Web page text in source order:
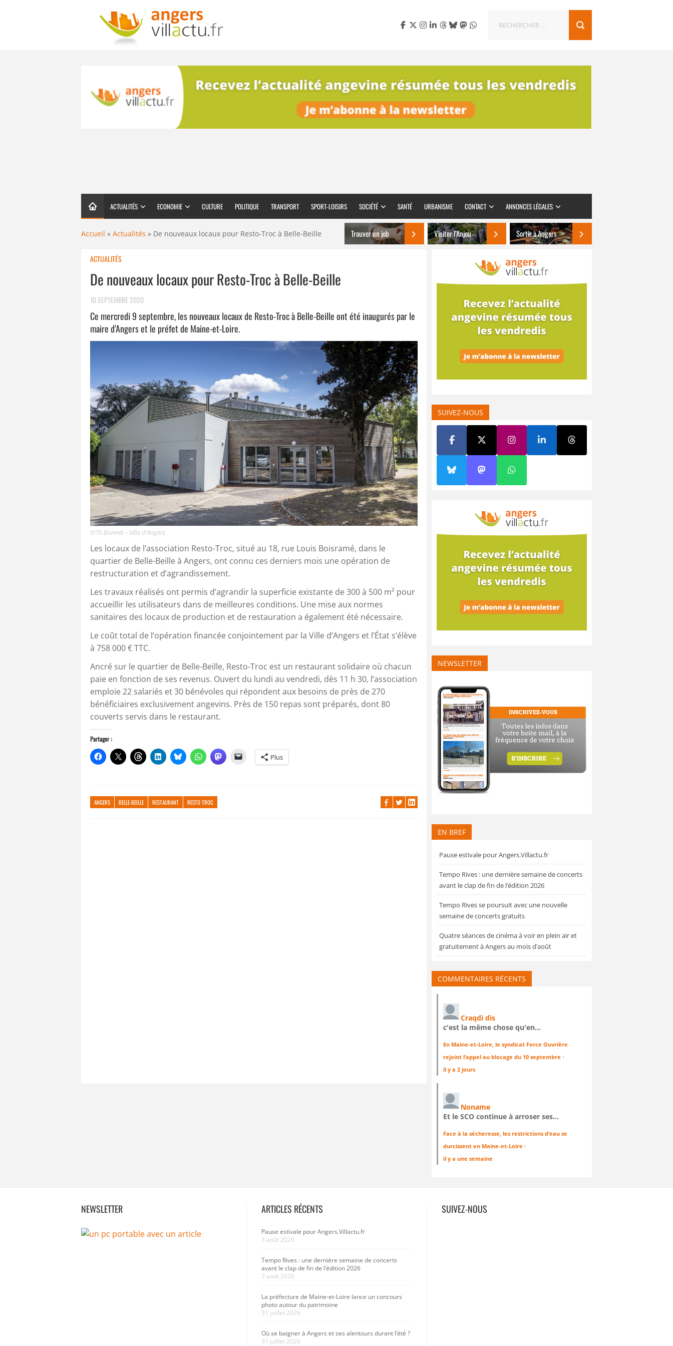
ACTUALITÉS ECONOMIE CULTURE POLITIQUE TRANSPORT SPORT-LOISIRS SOCIÉTÉ SANTÉ URBANISME CONTACT ANNONCES LÉGALES
Accueil » Actualités » De nouveaux locaux pour Resto-Troc à Belle-Beille Trouver un job Visiter l’Anjou Sortir à Angers
ACTUALITÉS
De nouveaux locaux pour Resto-Troc à Belle-Beille
10 SEPTEMBRE 2020
Ce mercredi 9 septembre, les nouveaux locaux de Resto-Troc à Belle-Beille ont été inaugurés par le
maire d’Angers et le préfet de Maine-et-Loire.
©Th.Bonnet – Ville d’Angers
Les locaux de l’association Resto-Troc, situé au 18, rue Louis Boisramé, dans le
quartier de Belle-Beille à Angers, ont connu ces derniers mois une opération de
restructuration et d’agrandissement.
Les travaux réalisés ont permis d’agrandir la superficie existante de 300 à 500 m² pour
accueillir les utilisateurs dans de meilleures conditions. Une mise aux normes
sanitaires des locaux de production et de restauration a également été nécessaire.
Le coût total de l’opération financée conjointement par la Ville d’Angers et l’État s’élève
à 758 000 € TTC.
Ancré sur le quartier de Belle-Beille, Resto-Troc est un restaurant solidaire où chacun
paie en fonction de ses revenus. Ouvert du lundi au vendredi, dès 11 h 30, l’association
emploie 22 salariés et 30 bénévoles qui répondent aux besoins de près de 270
bénéficiaires exclusivement angevins. Près de 150 repas sont préparés, dont 80
couverts servis dans le restaurant.
Partager :
Plus
ANGERS BELLE-BEILLE RESTAURANT RESTO TROC
SUIVEZ-NOUS
NEWSLETTER
EN BREF
Pause estivale pour Angers.Villactu.fr
Tempo Rives : une dernière semaine de concerts
avant le clap de fin de l’édition 2026
Tempo Rives se poursuit avec une nouvelle
semaine de concerts gratuits
Quatre séances de cinéma à voir en plein air et
gratuitement à Angers au mois d’août
COMMENTAIRES RÉCENTS
Craqdi dis
c'est la même chose qu'en…
En Maine-et-Loire, le syndicat Force Ouvrière
rejoint l’appel au blocage du 10 septembre ·
il y a 2 jours
Noname
Et le SCO continue à arroser ses…
Face à la sécheresse, les restrictions d’eau se
durcissent en Maine-et-Loire ·
il y a une semaine
NEWSLETTER ARTICLES RÉCENTS
Pause estivale pour Angers.Villactu.fr
3 août 2026
Tempo Rives : une dernière semaine de concerts
avant le clap de fin de l’édition 2026
3 août 2026
La préfecture de Maine-et-Loire lance un concours
photo autour du patrimoine
31 juillet 2026
Où se baigner à Angers et ses alentours durant l’été ?
31 juillet 2026
SUIVEZ-NOUS